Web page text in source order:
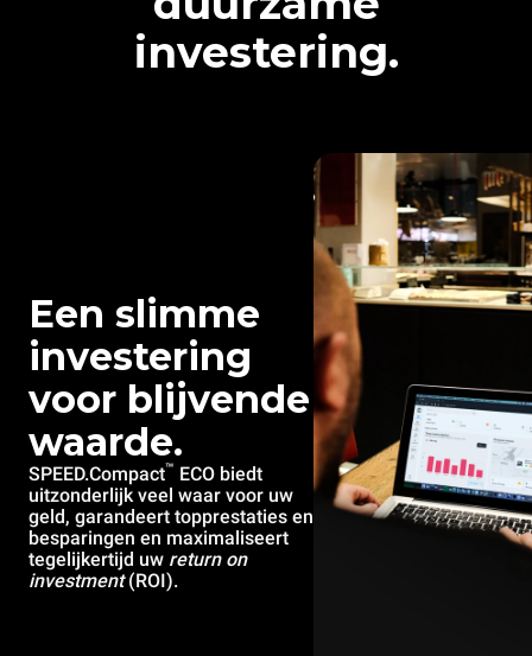
investering.
Een slimme
investering
voor blijvende
waarde.
SPEED.Compact™ ECO biedt
uitzonderlijk veel waar voor uw
geld, garandeert topprestaties en
besparingen en maximaliseert
tegelijkertijd uw return on
investment(ROI).